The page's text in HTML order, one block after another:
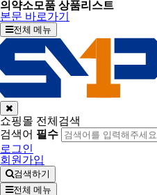
의약소모품 상품리스트
본문 바로가기
전체 메뉴
쇼핑몰 전체검색
검색어 필수
로그인
회원가입
검색하기
전체 메뉴